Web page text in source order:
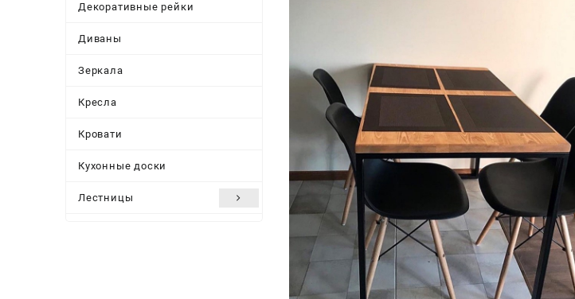
Декоративные рейки
Диваны
Зеркала
Кресла
Кровати
Кухонные доски
Лестницы